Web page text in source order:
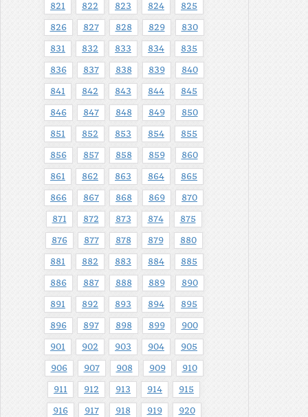
821 822 823 824 825
826 827 828 829 830
831 832 833 834 835
836 837 838 839 840
841 842 843 844 845
846 847 848 849 850
851 852 853 854 855
856 857 858 859 860
861 862 863 864 865
866 867 868 869 870
871 872 873 874 875
876 877 878 879 880
881 882 883 884 885
886 887 888 889 890
891 892 893 894 895
896 897 898 899 900
901 902 903 904 905
906 907 908 909 910
911 912 913 914 915
916 917 918 919 920